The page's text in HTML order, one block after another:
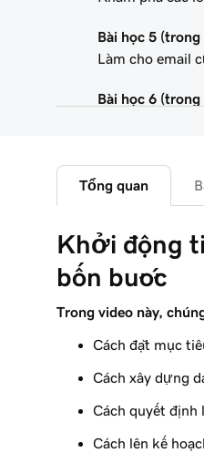
Bài học 5 (trong
Làm cho email
Bài học 6 (trong
Tạo một chiến
Tạo và gửi một
Bài học 9 (trong
Theo dõi và
Tổng quan
Khởi động
bốn bước
Trong video này,
Cách đặt mục
Cách xây dựng
Cách quyết định
Cách lên kế